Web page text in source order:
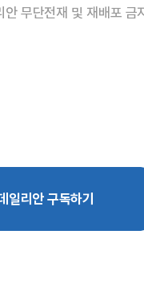
무단전재 및 재배포 금
일리안 구독하기